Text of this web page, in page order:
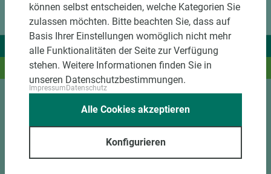
Wir liefern Ideen.
Und das passende Holz dazu.
können selbst entscheiden, welche Kategorien Sie
zulassen möchten. Bitte beachten Sie, dass auf
Basis Ihrer Einstellungen womöglich nicht mehr
alle Funktionalitäten der Seite zur Verfügung
stehen. Weitere Informationen finden Sie in
unseren Datenschutzbestimmungen.
ImpressumDatenschutz
Konfigurieren
Alle Cookies akzeptieren